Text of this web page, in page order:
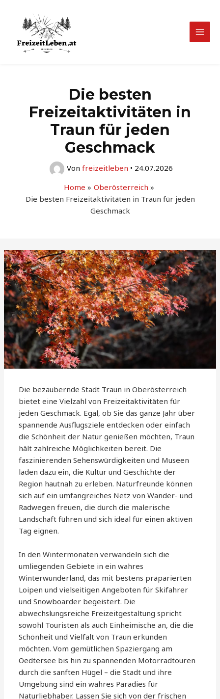
springen
Main
Die besten
Freizeitaktivitäten in
Traun für jeden
Geschmack
Von freizeitleben • 24.07.2026
Home
Oberösterreich
Die besten Freizeitaktivitäten in Traun für jeden
Geschmack
Die bezaubernde Stadt Traun in Oberösterreich
bietet eine Vielzahl von Freizeitaktivitäten für
jeden Geschmack. Egal, ob Sie das ganze Jahr über
spannende Ausflugsziele entdecken oder einfach
die Schönheit der Natur genießen möchten, Traun
hält zahlreiche Möglichkeiten bereit. Die
faszinierenden Sehenswürdigkeiten und Museen
laden dazu ein, die Kultur und Geschichte der
Region hautnah zu erleben. Naturfreunde können
sich auf ein umfangreiches Netz von Wander- und
Radwegen freuen, die durch die malerische
Landschaft führen und sich ideal für einen aktiven
Tag eignen.
In den Wintermonaten verwandeln sich die
umliegenden Gebiete in ein wahres
Winterwunderland, das mit bestens präparierten
Loipen und vielseitigen Angeboten für Skifahrer
und Snowboarder begeistert. Die
abwechslungsreiche Freizeitgestaltung spricht
sowohl Touristen als auch Einheimische an, die die
Schönheit und Vielfalt von Traun erkunden
möchten. Vom gemütlichen Spaziergang am
Oedtersee bis hin zu spannenden Motorradtouren
durch die sanften Hügel – die Stadt und ihre
Umgebung sind ein wahres Paradies für
Naturliebhaber. Lassen Sie sich von der frischen